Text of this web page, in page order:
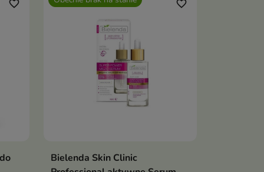
favorite_border favorite_border
Bielenda Skin Clinic